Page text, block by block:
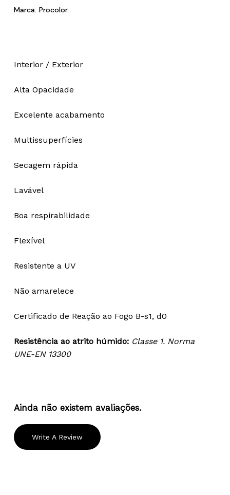
Marca: Procolor
Interior / Exterior
Alta Opacidade
Excelente acabamento
Multissuperfícies
Secagem rápida
Lavável
Boa respirabilidade
Flexível
Resistente a UV
Não amarelece
Certificado de Reação ao Fogo B-s1, d0
Resistência ao atrito húmido: Classe 1. Norma
UNE-EN 13300
Ainda não existem avaliações.
Write A Review